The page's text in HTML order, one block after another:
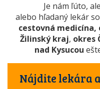
Je nám ľúto,
alebo hľadaný lekár
cestovná medicína,
Žilinský kraj, okres
nad Kysucou
Nájdite lekára